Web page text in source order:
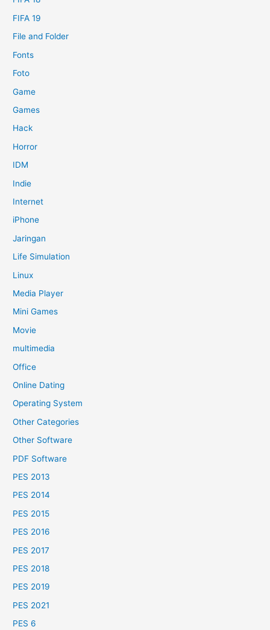
FIFA 19
File and Folder
Fonts
Foto
Game
Games
Hack
Horror
IDM
Indie
Internet
iPhone
Jaringan
Life Simulation
Linux
Media Player
Mini Games
Movie
multimedia
Office
Online Dating
Operating System
Other Categories
Other Software
PDF Software
PES 2013
PES 2014
PES 2015
PES 2016
PES 2017
PES 2018
PES 2019
PES 2021
PES 6